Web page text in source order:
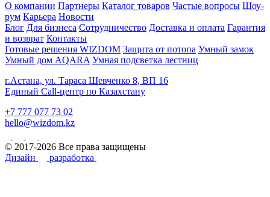
О компании Партнеры Каталог товаров Частые вопросы Шоу-
рум Карьера Новости
Блог Для бизнеса Сотрудничество Доставка и оплата Гарантия
и возврат Контакты
Готовые решения WIZDOM Защита от потопа Умный замок
Умный дом AQARA Умная подсветка лестниц
г.Астана, ул. Тараса Шевченко 8, ВП 16
Единый Call-центр по Казахстану
+7 777 077 73 02
hello@wizdom.kz
© 2017-2026 Все права защищены
Дизайн
разработка